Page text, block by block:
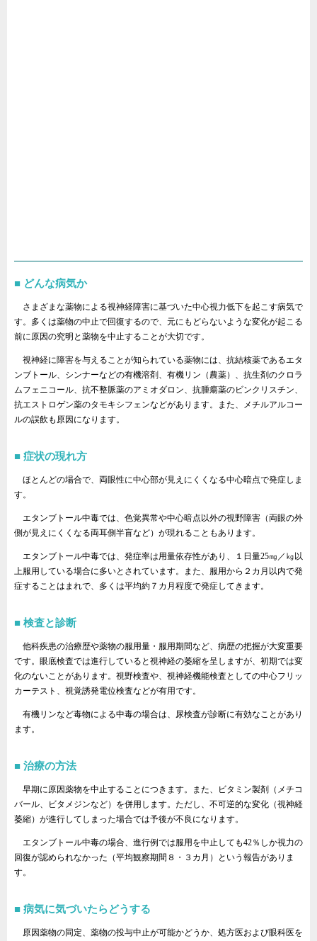
どんな病気か
さまざまな薬物による視神経障害に基づいた中心視力低下を起こす病気で
す。多くは薬物の中止で回復するので、元にもどらないような変化が起こる
前に原因の究明と薬物を中止することが大切です。
視神経に障害を与えることが知られている薬物には、抗結核薬であるエタ
ンブトール、シンナーなどの有機溶剤、有機リン（農薬）、抗生剤のクロラ
ムフェニコール、抗不整脈薬のアミオダロン、抗腫瘍薬のビンクリスチン、
抗エストロゲン薬のタモキシフェンなどがあります。また、メチルアルコー
ルの誤飲も原因になります。
症状の現れ方
ほとんどの場合で、両眼性に中心部が見えにくくなる中心暗点で発症しま
す。
エタンブトール中毒では、色覚異常や中心暗点以外の視野障害（両眼の外
側が見えにくくなる両耳側半盲など）が現れることもあります。
エタンブトール中毒では、発症率は用量依存性があり、１日量25㎎／㎏以
上服用している場合に多いとされています。また、服用から２カ月以内で発
症することはまれで、多くは平均約７カ月程度で発症してきます。
検査と診断
他科疾患の治療歴や薬物の服用量・服用期間など、病歴の把握が大変重要
です。眼底検査では進行していると視神経の萎縮を呈しますが、初期では変
化のないことがあります。視野検査や、視神経機能検査としての中心フリッ
カーテスト、視覚誘発電位検査などが有用です。
有機リンなど毒物による中毒の場合は、尿検査が診断に有効なことがあり
ます。
治療の方法
早期に原因薬物を中止することにつきます。また、ビタミン製剤（メチコ
バール、ビタメジンなど）を併用します。ただし、不可逆的な変化（視神経
萎縮）が進行してしまった場合では予後が不良になります。
エタンブトール中毒の場合、進行例では服用を中止しても42％しか視力の
回復が認められなかった（平均観察期間８・３カ月）という報告がありま
す。
病気に気づいたらどうする
原因薬物の同定、薬物の投与中止が可能かどうか、処方医および眼科医を